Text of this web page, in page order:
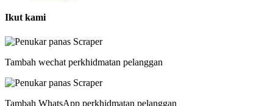
Ikut kami
Tambah wechat perkhidmatan pelanggan
Tambah WhatsApp perkhidmatan pelanggan